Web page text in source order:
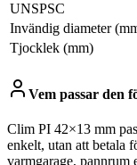
UNSPSC
Invändig diameter
Tjocklek (mm)
Vem passar den
Clim PI 42×13 mm
enkelt, utan att betala
varmgarage, pannrum